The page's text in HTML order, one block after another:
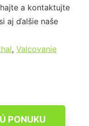
a kontaktujte
aj ďalšie naše
, Valcovanie
PONUKU